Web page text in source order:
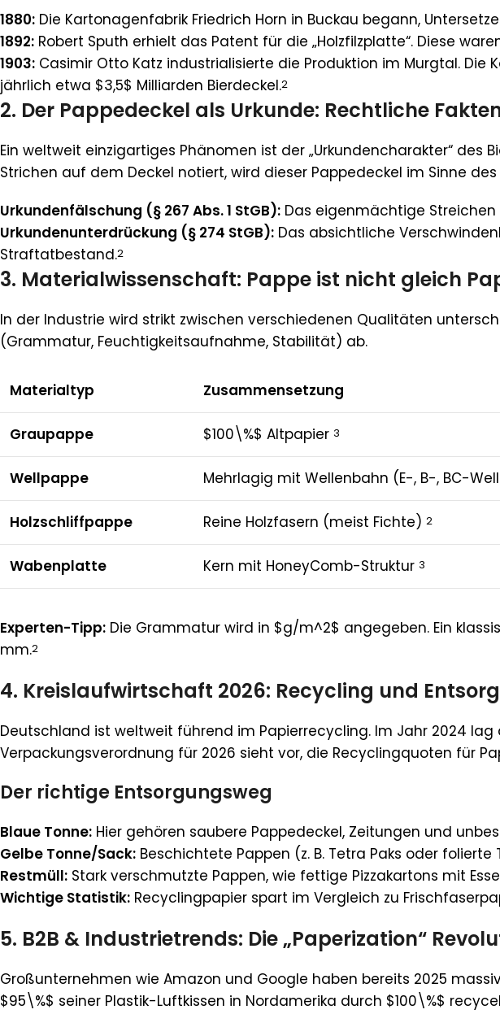
1880: Die Kartonagenfabrik Friedrich Horn in Buckau begann,
1892: Robert Sputh erhielt das Patent für die „Holzfilzplatte“. Diese
1903: Casimir Otto Katz industrialisierte die Produktion im Murgtal.
jährlich etwa $3,5$ Milliarden Bierdeckel.2
2. Der Pappedeckel als Urkunde: Rechtliche
Ein weltweit einzigartiges Phänomen ist der „Urkundencharakter“
Strichen auf dem Deckel notiert, wird dieser Pappedeckel im Sinne
Urkundenfälschung (§ 267 Abs. 1 StGB): Das eigenmächtige
Urkundenunterdrückung (§ 274 StGB): Das absichtliche
Straftatbestand.2
3. Materialwissenschaft: Pappe ist nicht gleich
In der Industrie wird strikt zwischen verschiedenen Qualitäten
(Grammatur, Feuchtigkeitsaufnahme, Stabilität) ab.
Materialtyp Zusammensetzung
Graupappe $100\%$ Altpapier 3
Wellpappe Mehrlagig mit Wellenbahn (E-, B-, BC-
Holzschliffpappe Reine Holzfasern (meist Fichte) 2
Wabenplatte Kern mit HoneyComb-Struktur 3
Experten-Tipp: Die Grammatur wird in $g/m^2$ angegeben. Ein
mm.2
4. Kreislaufwirtschaft 2026: Recycling und
Deutschland ist weltweit führend im Papierrecycling. Im Jahr 2024
Verpackungsverordnung für 2026 sieht vor, die Recyclingquoten für
Der richtige Entsorgungsweg
Blaue Tonne: Hier gehören saubere Pappedeckel, Zeitungen und
Gelbe Tonne/Sack: Beschichtete Pappen (z. B. Tetra Paks oder
Restmüll: Stark verschmutzte Pappen, wie fettige Pizzakartons mit
Wichtige Statistik: Recyclingpapier spart im Vergleich zu
5. B2B & Industrietrends: Die „Paperization“
Großunternehmen wie Amazon und Google haben bereits 2025
$95\%$ seiner Plastik-Luftkissen in Nordamerika durch $100\%$